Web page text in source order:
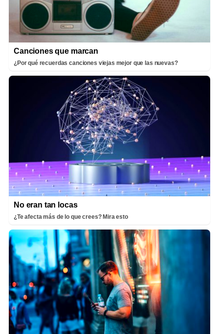
Canciones que marcan
¿Por qué recuerdas canciones viejas mejor que las nuevas?
No eran tan locas
¿Te afecta más de lo que crees? Mira esto